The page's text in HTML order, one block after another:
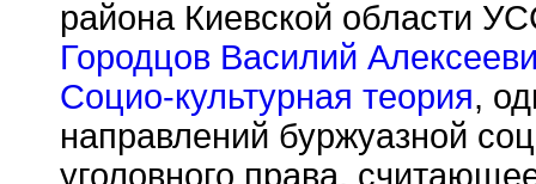
района Киевской области
Городцов Василий
Социо-культурная теория,
направлений буржуазной
уголовного права,